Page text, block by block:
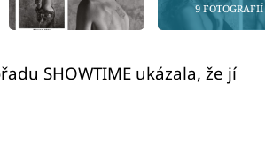
9 FOTOGRAFIÍ
SHOWTIME ukázala, že jí